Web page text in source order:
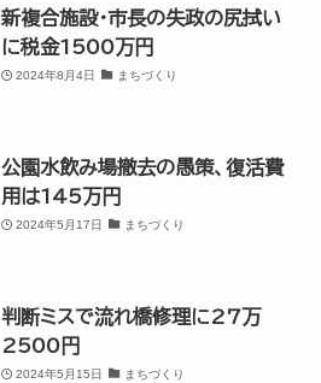
新複合施設・市長の失政の尻拭い
に税金1500万円
2024年8月4日 まちづくり
公園水飲み場撤去の愚策、復活費
用は145万円
2024年5月17日 まちづくり
判断ミスで流れ橋修理に27万
2500円
2024年5月15日 まちづくり